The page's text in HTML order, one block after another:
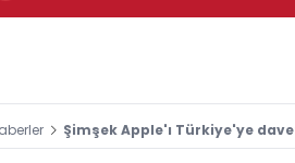
Şimşek Apple'ı Türkiye'ye